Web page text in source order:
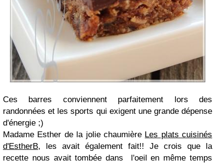
Ces barres conviennent parfaitement lors des
randonnées et les sports qui exigent une grande dépense
d'énergie ;)
Madame Esther de la jolie chaumière Les plats cuisinés
d'EstherB, les avait également fait!! Je crois que la
recette nous avait tombée dans l'oeil en même temps